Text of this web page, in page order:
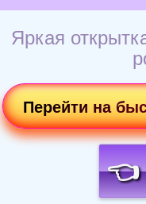
Яркая
Перейти на
👈